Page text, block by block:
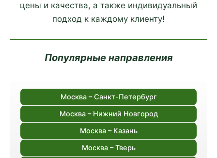
цены и качества, а также индивидуальный
подход к каждому клиенту!
Популярные направления
Москва – Санкт-Петербург
Москва – Нижний Новгород
Москва – Казань
Москва – Тверь